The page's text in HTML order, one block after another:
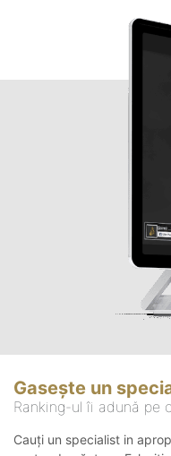
Gasește un
Ranking-ul îi adună pe
Cauți un specialist in